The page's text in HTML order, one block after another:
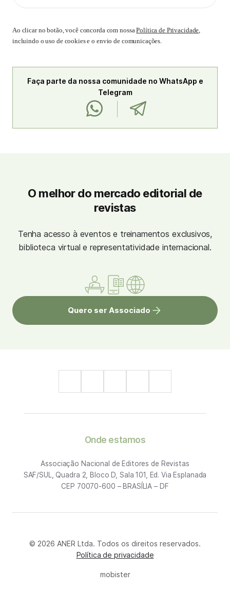
Ao clicar no botão, você concorda com nossaPolítica de Privacidade,
incluindo o uso de cookies e o envio de comunicações.
Faça parte da nossa comunidade no WhatsApp e
Telegram
O melhor do mercado editorial de
revistas
Tenha acesso à eventos e treinamentos exclusivos,
biblioteca virtual e representatividade internacional.
Quero ser Associado
Onde estamos
Associação Nacional de Editores de Revistas
SAF/SUL, Quadra 2, Bloco D, Sala 101, Ed. Via Esplanada
CEP 70070-600 – BRASÍLIA – DF
© 2026 ANER Ltda. Todos os direitos reservados.
Política de privacidade
mobister